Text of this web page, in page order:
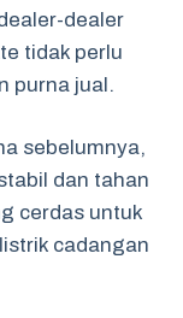
dealer
tidak perlu
purna jual.
sebelumnya,
dan tahan
cerdas untuk
cadangan